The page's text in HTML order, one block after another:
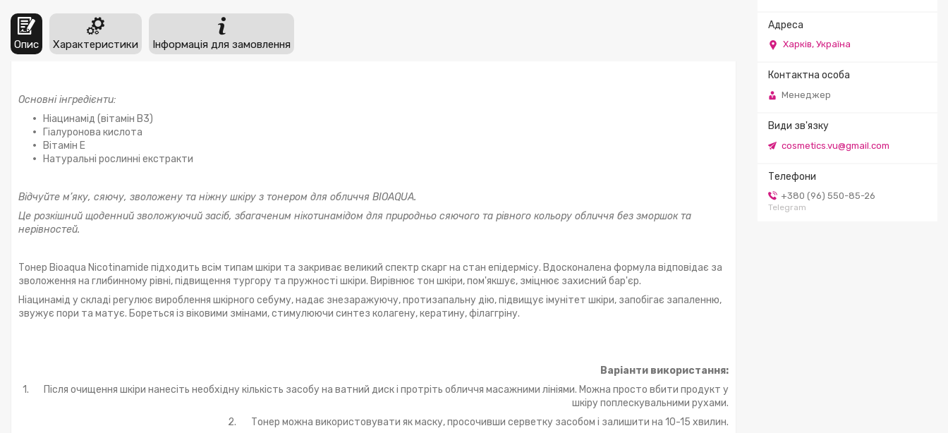
Харків, Україна
Менеджер
cosmetics.vu@gmail.com
+380 (96) 550-85-26
Telegram
Опис Характеристики Інформація для замовлення
Основні інгредієнти:
Ніацинамід (вітамін B3)
Гіалуронова кислота
Вітамін E
Натуральні рослинні екстракти
Відчуйте м’яку, сяючу, зволожену та ніжну шкіру з тонером для обличчя BIOAQUA.
Це розкішний щоденний зволожуючий засіб, збагаченим нікотинамідом для природньо сяючого та рівного кольору обличчя без зморшок та
нерівностей.
Тонер Bioaqua Nicotinamide підходить всім типам шкіри та закриває великий спектр скарг на стан епідермісу. Вдосконалена формула відповідає за
зволоження на глибинному рівні, підвищення тургору та пружності шкіри. Вирівнює тон шкіри, пом'якшує, зміцнює захисний бар'єр.
Ніацинамід у складі регулює вироблення шкірного себуму, надає знезаражуючу, протизапальну дію, підвищує імунітет шкіри, запобігає запаленню,
звужує пори та матує. Бореться із віковими змінами, стимулюючи синтез колагену, кератину, філаггріну.
Варіанти використання:
1. Після очищення шкіри нанесіть необхідну кількість засобу на ватний диск і протріть обличчя масажними лініями. Можна просто вбити продукт у
шкіру поплескувальними рухами.
2. Тонер можна використовувати як маску, просочивши серветку засобом і залишити на 10-15 хвилин.